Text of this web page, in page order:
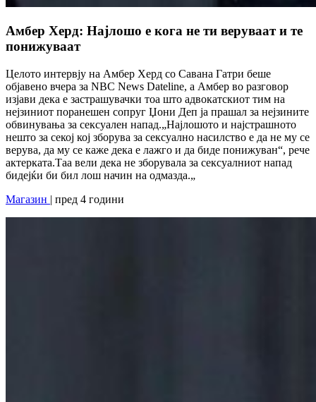
Амбер Херд: Најлошо е кога не ти веруваат и те
понижуваат
Целото интервју на Амбер Херд со Савана Гатри беше
објавено вчера за NBC News Dateline, а Амбер во разговор
изјави дека е застрашувачки тоа што адвокатскиот тим на
нејзиниот поранешен сопруг Џони Деп ја прашал за нејзините
обвинувања за сексуален напад.„Најлошото и најстрашното
нешто за секој кој зборува за сексуално насилство е да не му се
верува, да му се каже дека е лажго и да биде понижуван“, рече
актерката.Таа вели дека не зборувала за сексуалниот напад
бидејќи би бил лош начин на одмазда.„
Магазин | пред 4 години